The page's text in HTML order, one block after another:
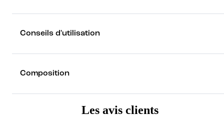
Découvrez les récompenses
Conseils d'utilisation
Composition
Les avis clients